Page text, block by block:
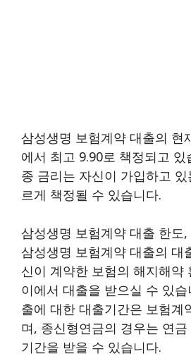
삼성생명 보험계약 대출의 현
에서 최고 9.90로 책정되고 있
종 금리는 자신이 가입하고
르게 책정될 수 있습니다.
삼성생명 보험계약 대출 한도
삼성생명 보험계약 대출의 대
신이 계약한 보험의 해지해약
이에서 대출을 받으실 수 있
출에 대한 대출기간은 보험계
며, 종신형연금의 경우는 연
기간을 받을 수 있습니다.